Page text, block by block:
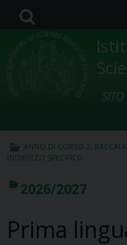
Skip
content
ANNO DI CORSO 2
INDIRIZZO SPECIFICO
2026/2027
Prima